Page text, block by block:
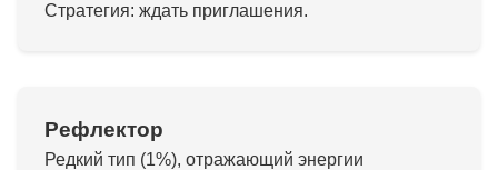
Стратегия: ждать приглашения.
Рефлектор
Редкий тип (1%), отражающий энергии